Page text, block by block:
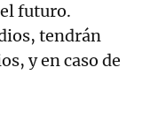
futuro.
tendrán
y en caso de